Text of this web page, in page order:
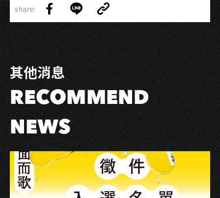
稿】
高
流
「零
時
起
義」，
後
疫
情
時
代
用
音
樂
來
share:
Share
on
Facebook
Share
on
LINE
Copy
Link
Link
其他消息
RECOMMEND
NEWS